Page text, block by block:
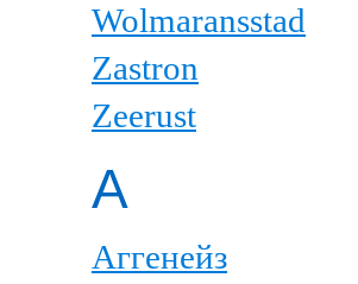
Wolmaransstad
Zastron
Zeerust
А
Аггенейз